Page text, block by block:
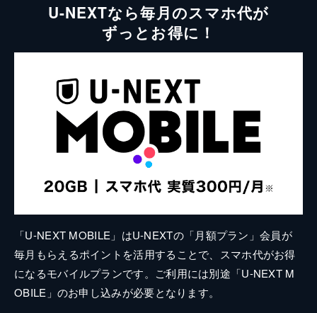
U-NEXTなら毎月のスマホ代が
ずっとお得に！
「U-NEXT MOBILE」はU-NEXTの「月額プラン」会員が
毎月もらえるポイントを活用することで、スマホ代がお得
になるモバイルプランです。ご利用には別途「U-NEXT M
OBILE」のお申し込みが必要となります。